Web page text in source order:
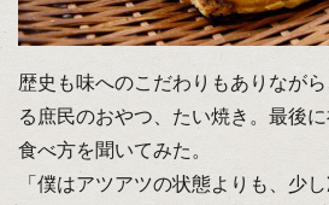
歴史も味へのこだわりもありなが
る庶民のおやつ、たい焼き。最後
食べ方を聞いてみた。
「僕はアツアツの状態よりも、少